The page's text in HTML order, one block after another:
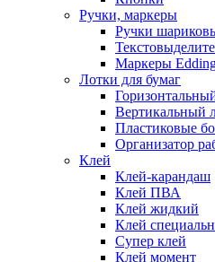
Ручки, маркеры
Ручки
Маркеры
Лотки для бумаг
Вертикальный
Пластиковые
Организатор
Клей
Клей-карандаш
Клей ПВА
Клей жидкий
Клей
Супер клей
Клей момент